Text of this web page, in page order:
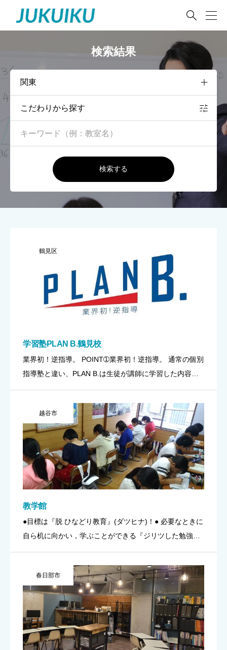

検索結果
こだわりから探す
検索する
鶴見区
学習塾PLAN B.鶴見校
業界初！逆指導。 POINT➀業界初！逆指導。 通常の個別
指導塾と違い、PLAN B.は生徒が講師に学習した内容を
習内容の定着を万全なものにします。 ②鬼の復習。 志望
越谷市
教学館
●目標は『脱 ひなどり教育』(ダツヒナ)！● 必要なときに
自ら机に向かい，学ぶことができる『ジリツした勉強姿
どり教育』です。 POINT【教学館】は２つのハイブリッ
ト […]春日部市